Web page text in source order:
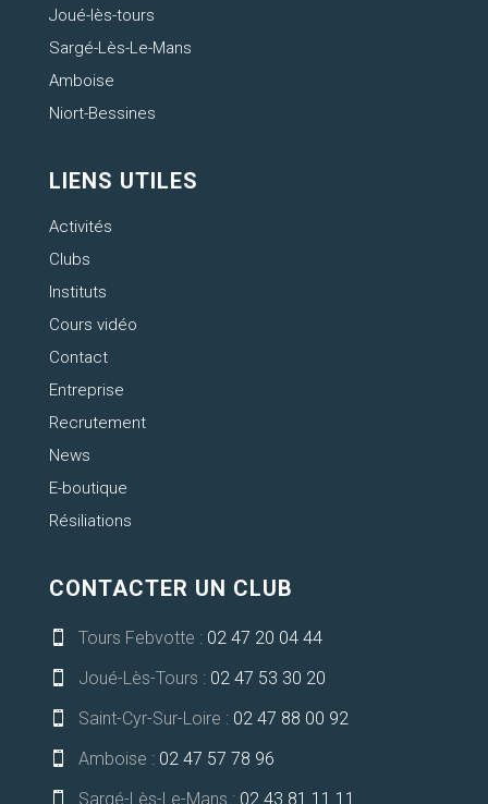
Joué-lès-tours
Sargé-Lès-Le-Mans
Amboise
Niort-Bessines
LIENS UTILES
Activités
Clubs
Instituts
Cours vidéo
Contact
Entreprise
Recrutement
News
E-boutique
Résiliations
CONTACTER UN CLUB
 Tours Febvotte : 02 47 20 04 44
 Joué-Lès-Tours : 02 47 53 30 20
 Saint-Cyr-Sur-Loire : 02 47 88 00 92
 Amboise : 02 47 57 78 96
 Sargé-Lès-Le-Mans : 02 43 81 11 11